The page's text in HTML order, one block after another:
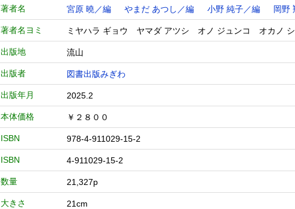
著者名 宮原 曉／編 やまだ あつし／編 小野 純子／編 岡野
著者名ヨミ ミヤハラ ギョウ ヤマダ アツシ オノ ジュンコ オカノ
出版地 流山
出版者 図書出版みぎわ
出版年月 2025.2
本体価格 ￥２８００
ISBN 978-4-911029-15-2
ISBN 4-911029-15-2
数量 21,327p
大きさ 21cm